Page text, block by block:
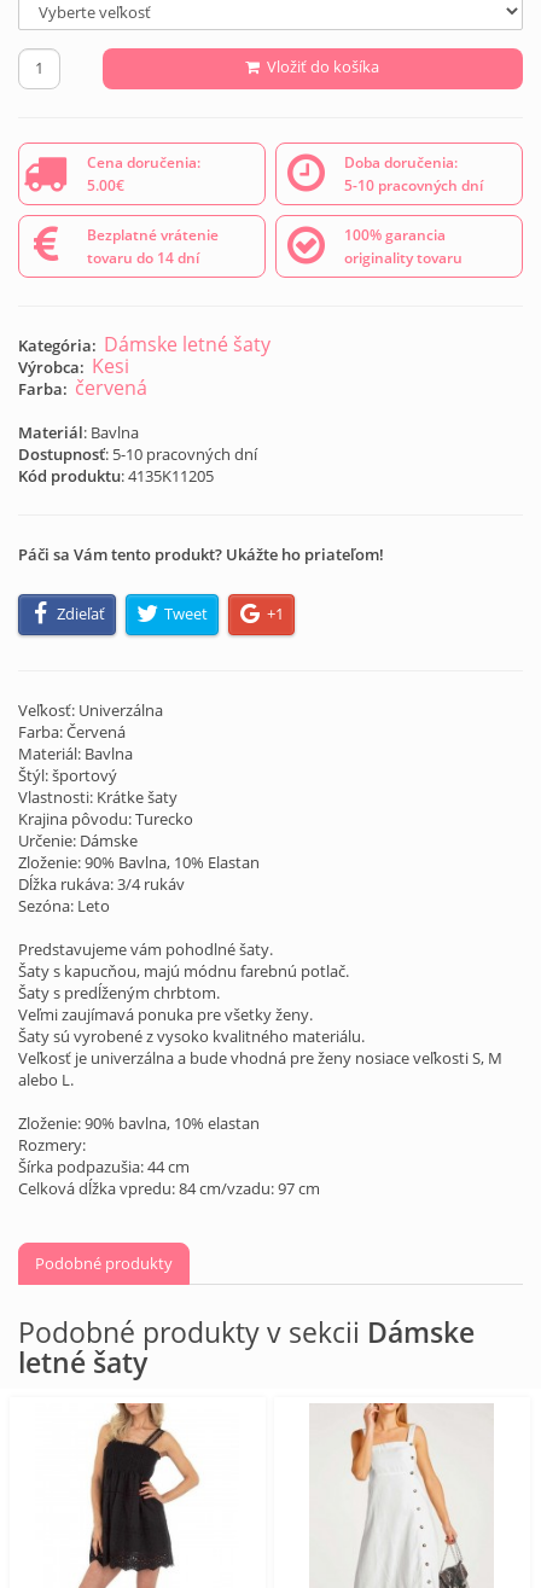
Vložiť do košíka
Cena doručenia:
5.00€
Doba doručenia:
5-10 pracovných dní
Bezplatné vrátenie
tovaru do 14 dní
100% garancia
originality tovaru
Kategória: Dámske letné šaty
Výrobca: Kesi
Farba: červená
Materiál: Bavlna
Dostupnosť: 5-10 pracovných dní
Kód produktu:4135K11205
Páči sa Vám tento produkt? Ukážte ho priateľom!
Zdieľať Tweet +1
Veľkosť: Univerzálna
Farba: Červená
Materiál: Bavlna
Štýl: športový
Vlastnosti: Krátke šaty
Krajina pôvodu: Turecko
Určenie: Dámske
Zloženie: 90% Bavlna, 10% Elastan
Dĺžka rukáva: 3/4 rukáv
Sezóna: Leto
Predstavujeme vám pohodlné šaty.
Šaty s kapucňou, majú módnu farebnú potlač.
Šaty s predĺženým chrbtom.
Veľmi zaujímavá ponuka pre všetky ženy.
Šaty sú vyrobené z vysoko kvalitného materiálu.
Veľkosť je univerzálna a bude vhodná pre ženy nosiace veľkosti S, M
alebo L.
Zloženie: 90% bavlna, 10% elastan
Rozmery:
Šírka podpazušia: 44 cm
Celková dĺžka vpredu: 84 cm/vzadu: 97 cm
Podobné produkty
Podobné produkty v sekcii Dámske
letné šaty